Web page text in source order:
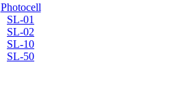
Photocell
SL-01
SL-02
SL-10
SL-50